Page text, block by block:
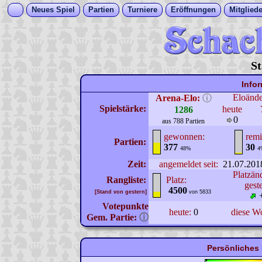
Neues Spiel Partien Turniere Eröffnungen
Spielstärke:
Arena-Elo: ⓘ
1286
aus 788 Partien
heute
0
Partien:
gewonnen:
377 48%
30
Zeit: angemeldet seit:
Rangliste:
[Stand von gestern]
Platz:
4500 von 5833
Votepunkte
Gem. Partie: ⓘ
heute: 0 diese